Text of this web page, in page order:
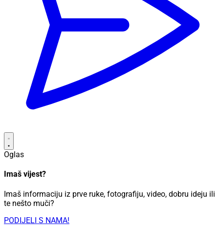
Oglas
Imaš vijest?
Imaš informaciju iz prve ruke, fotografiju, video, dobru ideju ili
te nešto muči?
PODIJELI S NAMA!